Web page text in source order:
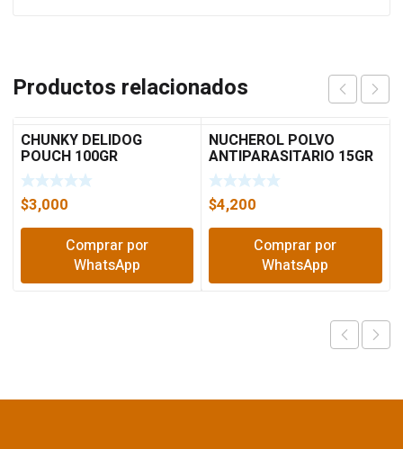
Productos relacionados
CHUNKY DELIDOG
POUCH 100GR
$3,000
Comprar por
WhatsApp
NUCHEROL POLVO
ANTIPARASITARIO 15GR
5062
$4,200
Comprar por
WhatsApp